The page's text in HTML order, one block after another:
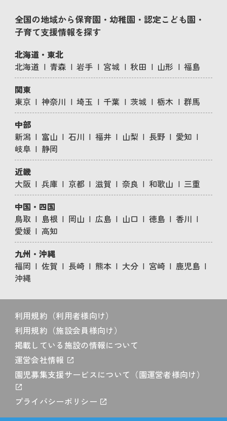
全国の地域から保育園・幼稚園・認定こども園・
子育て支援情報を探す
北海道・東北
北海道
青森 岩手 宮城 秋田 山形
福島
関東
東京
神奈川 埼玉 千葉 茨城 栃木
群馬
中部
新潟
富山 石川 福井 山梨 長野
愛知
岐阜
静岡
近畿
大阪
兵庫 京都 滋賀 奈良 和歌山
三重
中国・四国
鳥取
島根 岡山 広島 山口 徳島
香川
愛媛
高知
九州・沖縄
福岡
佐賀 長崎 熊本 大分 宮崎
鹿児島
沖縄
利用規約（利用者様向け）
利用規約（施設会員様向け）
掲載している施設の情報について
運営会社情報
園児募集支援サービスについて（園運営者様向け）
プライバシーポリシー